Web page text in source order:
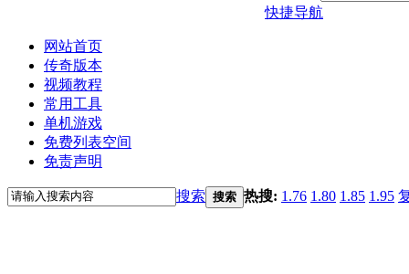
快捷导航
网站首页
传奇版本
视频教程
常用工具
单机游戏
免费列表空间
免责声明
搜索 搜索 热搜: 1.76 1.80 1.85 1.95